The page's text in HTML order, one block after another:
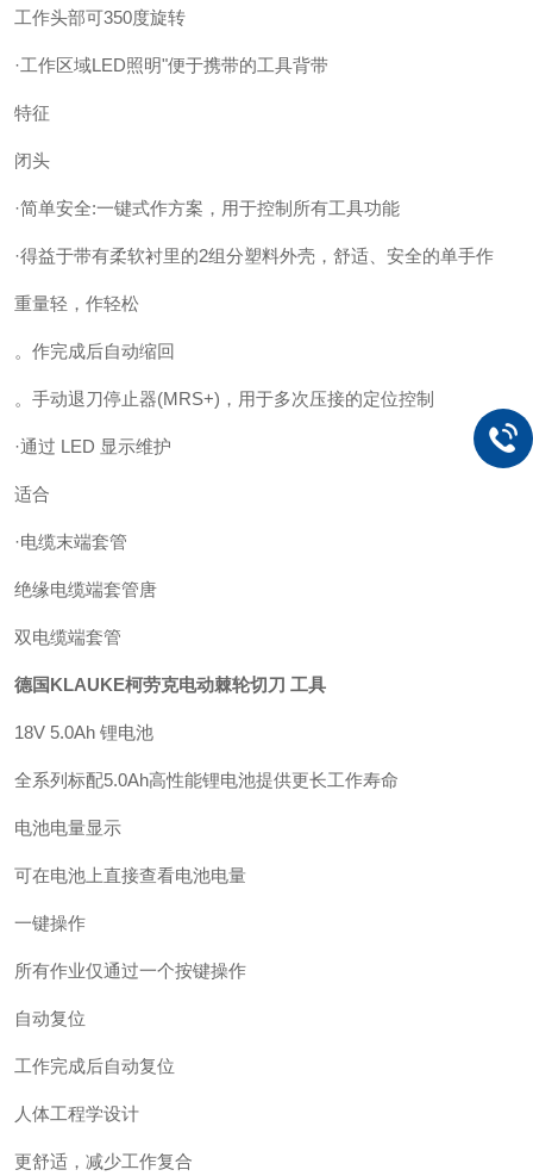
工作头部可350度旋转
·工作区域LED照明"便于携带的工具背带
特征
闭头
·简单安全:一键式作方案，用于控制所有工具功能
·得益于带有柔软衬里的2组分塑料外壳，舒适、安全的单手作
重量轻，作轻松
。作完成后自动缩回
。手动退刀停止器(MRS+)，用于多次压接的定位控制
·通过 LED 显示维护
适合
·电缆末端套管
绝缘电缆端套管唐
双电缆端套管
德国KLAUKE柯劳克电动棘轮切刀 工具
18V 5.0Ah 锂电池
全系列标配5.0Ah高性能锂电池提供更长工作寿命
电池电量显示
可在电池上直接查看电池电量
一键操作
所有作业仅通过一个按键操作
自动复位
工作完成后自动复位
人体工程学设计
更舒适，减少工作复合